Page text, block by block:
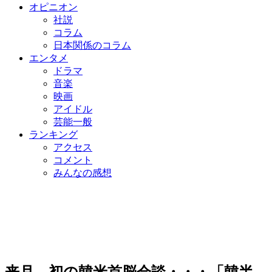
オピニオン
社説
コラム
日本関係のコラム
エンタメ
ドラマ
音楽
映画
アイドル
芸能一般
ランキング
アクセス
コメント
みんなの感想